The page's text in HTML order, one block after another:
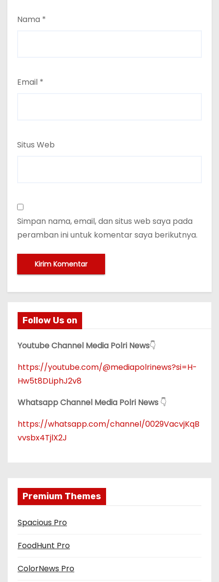
Nama *
Email *
Situs Web
Simpan nama, email, dan situs web saya pada
peramban ini untuk komentar saya berikutnya.
Follow Us on
Youtube Channel Media Polri News👇
https://youtube.com/@mediapolrinews?si=H-
Hw5t8DLiphJ2v8
Whatsapp Channel Media Polri News 👇
https://whatsapp.com/channel/0029VacvjKqB
vvsbx4TjlX2J
Premium Themes
Spacious Pro
FoodHunt Pro
ColorNews Pro